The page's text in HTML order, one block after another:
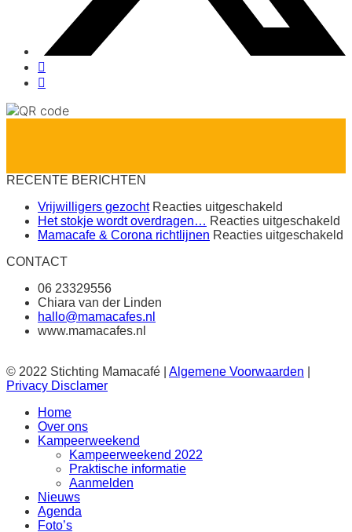
RECENTE BERICHTEN
Vrijwilligers gezocht Reacties uitgeschakeld
Vrijwilligers
gezocht
Het stokje wordt overdragen… Reacties uitgeschakeld
Mamacafe & Corona richtlijnen Reacties uitgeschakeld
CONTACT
06 23329556
Chiara van der Linden
hallo@mamacafes.nl
www.mamacafes.nl
© 2022 Stichting Mamacafé | Algemene Voorwaarden
Privacy Disclamer
Home
Over ons
Kampeerweekend
Kampeerweekend 2022
Praktische informatie
Aanmelden
Nieuws
Agenda
Foto’s